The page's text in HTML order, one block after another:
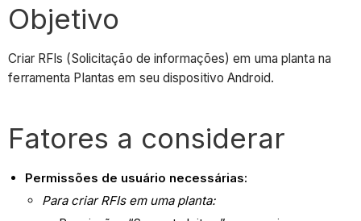
Objetivo
Criar RFIs (Solicitação de informações) em uma planta na
ferramenta Plantas em seu dispositivo Android.
Fatores a considerar
Permissões de usuário necessárias:
Para criar RFIs em uma planta: